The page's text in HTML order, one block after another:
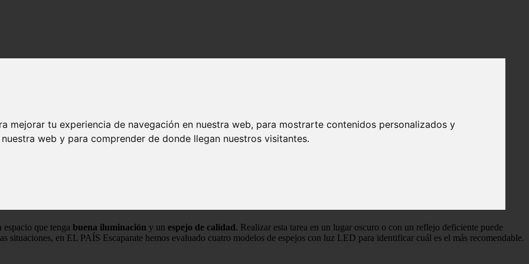
mejorar tu experiencia de navegación en nuestra web, para mostrarte contenidos personalizados y
web y para comprender de donde llegan nuestros visitantes.
con luz LED
maquillaje con luz LED
con luz LED
que tenga buena iluminación y un espejo de calidad. Realizar esta tarea en un lugar oscuro o con un reflejo deficiente puede
situaciones, en EL PAÍS Escaparate hemos evaluado cuatro modelos de espejos con luz LED para identificar cuál es el más recomendable.